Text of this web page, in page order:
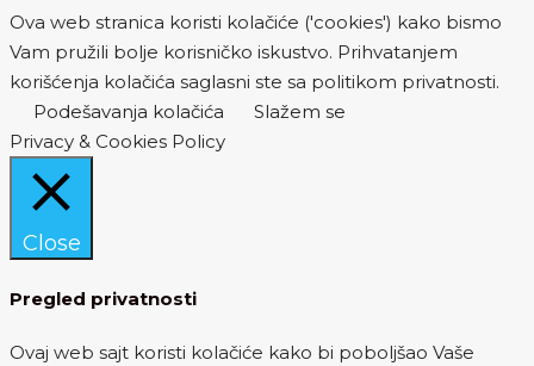
Ova web stranica koristi kolačiće ('cookies') kako bismo
Vam pružili bolje korisničko iskustvo. Prihvatanjem
korišćenja kolačića saglasni ste sa politikom privatnosti.
Podešavanja kolačića
Slažem se
Privacy & Cookies Policy
Close
Pregled privatnosti
Ovaj web sajt koristi kolačiće kako bi poboljšao Vaše